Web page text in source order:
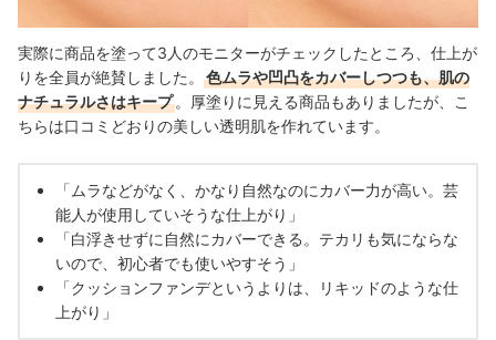
実際に商品を塗って3人のモニターがチェックしたところ、仕上が
りを全員が絶賛しました。
色ムラや凹凸をカバーしつつも、肌の
ナチュラルさはキープ 。厚塗りに見える商品もありましたが、こ
ちらは口コミどおりの美しい透明肌を作れています。
「ムラなどがなく、かなり自然なのにカバー力が高い。芸
能人が使用していそうな仕上がり」
「白浮きせずに自然にカバーできる。テカリも気にならな
いので、初心者でも使いやすそう」
「クッションファンデというよりは、リキッドのような仕
上がり」